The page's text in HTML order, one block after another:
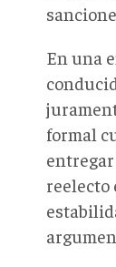
En una
formal
reelecto